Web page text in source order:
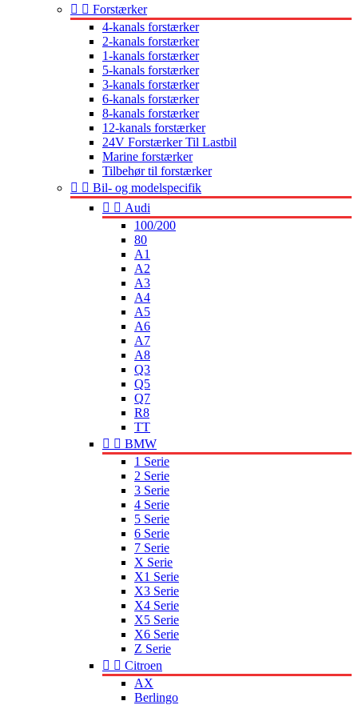
  Forstærker
4-kanals forstærker
2-kanals forstærker
1-kanals forstærker
5-kanals forstærker
3-kanals forstærker
6-kanals forstærker
8-kanals forstærker
12-kanals forstærker
24V Forstærker Til Lastbil
Marine forstærker
Tilbehør til forstærker
  Bil- og modelspecifik
  Audi
100/200
80
A1
A2
A3
A4
A5
A6
A7
A8
Q3
Q5
Q7
R8
TT
  BMW
1 Serie
2 Serie
3 Serie
4 Serie
5 Serie
6 Serie
7 Serie
X Serie
X1 Serie
X3 Serie
X4 Serie
X5 Serie
X6 Serie
Z Serie
  Citroen
AX
Berlingo